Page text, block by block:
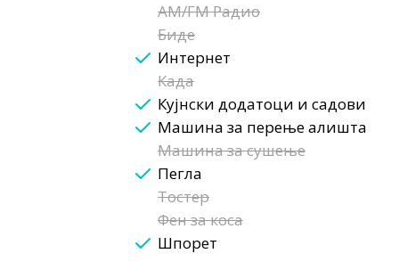
AM/FM Радио
Биде
Интернет
Када
Кујнски додатоци и садови
Машина за перење алишта
Машина за сушење
Пегла
Тостер
Фен за коса
Шпорет